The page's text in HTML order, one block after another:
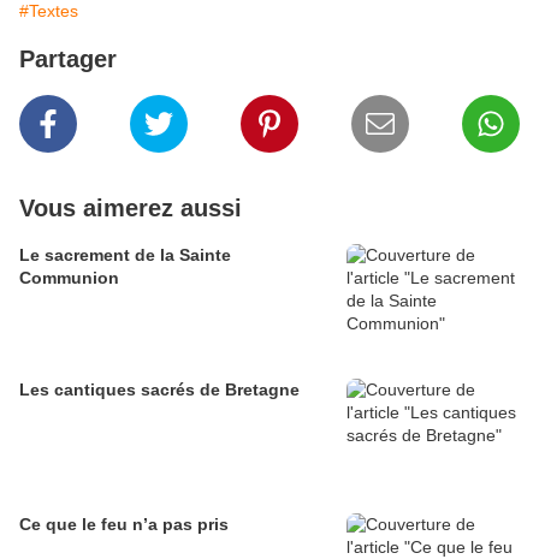
#Textes
Partager
Vous aimerez aussi
Le sacrement de la Sainte
Communion
Les cantiques sacrés de Bretagne
Ce que le feu n’a pas pris